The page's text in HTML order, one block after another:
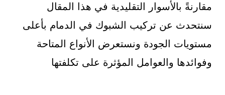
مقارنةً بالأسوار التقليدية في هذا المقال
سنتحدث عن تركيب الشبوك في الدمام بأعلى
مستويات الجودة ونستعرض الأنواع المتاحة
وفوائدها والعوامل المؤثرة على تكلفتها